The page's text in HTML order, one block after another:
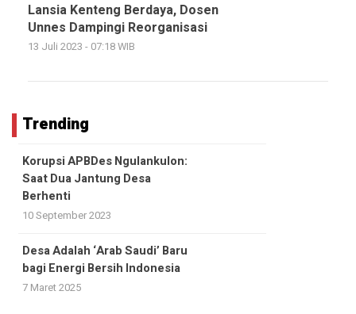
Lansia Kenteng Berdaya, Dosen
Unnes Dampingi Reorganisasi
13 Juli 2023 - 07:18 WIB
Trending
Korupsi APBDes Ngulankulon:
Saat Dua Jantung Desa
Berhenti
10 September 2023
Desa Adalah ‘Arab Saudi’ Baru
bagi Energi Bersih Indonesia
7 Maret 2025